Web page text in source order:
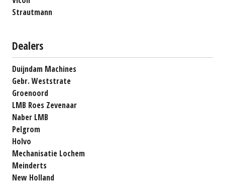
Strautmann
Dealers
Duijndam Machines
Gebr. Weststrate
Groenoord
LMB Roes Zevenaar
Naber LMB
Pelgrom
Holvo
Mechanisatie Lochem
Meinderts
New Holland